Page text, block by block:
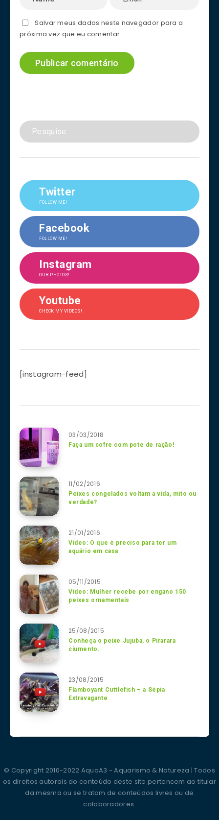
Salvar meus dados neste navegador para a
próxima vez que eu comentar.
Twitter
FOLLOW ME!
Facebook
FOLLOW ME!
Instagram
OUR PHOTOS!
Youtube
CHECK MY VIDEOS!
[instagram-feed]
03/03/2018
Faça um cofre com pote de ração!
11/02/2016
Peixes congelados voltam a vida, mito ou
verdade?
21/01/2016
Vídeo: O que é preciso para ter um
aquário em casa
05/11/2015
Vídeo: Mulher recebe por engano 150
peixes ornamentais
25/08/2015
Conheça o peixe Jujuba, o Pirarara
ciumento.
23/08/2015
Flamboyant Cuttlefish – a Sépia
Extravagante
© Copyright 2010-2022 AquaA3 - Aquarismo & Natureza | Todos
os direitos autorais do conteúdo deste site pertencem ao titular
da mesma ou se tratam de conteúdos livres ou de
colaboradores.